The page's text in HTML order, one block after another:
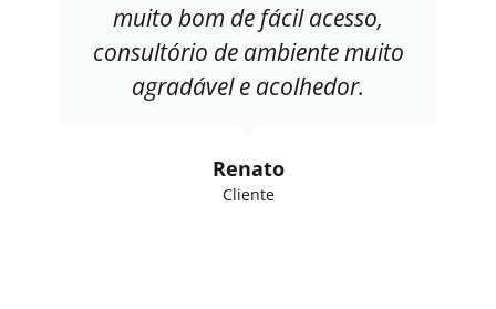
muito bom de fácil acesso,
consultório de ambiente muito
agradável e acolhedor.
Renato
Cliente